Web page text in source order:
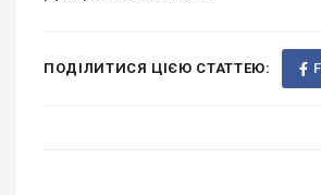
ПОДІЛИТИСЯ ЦІЄЮ СТАТТЕЮ: